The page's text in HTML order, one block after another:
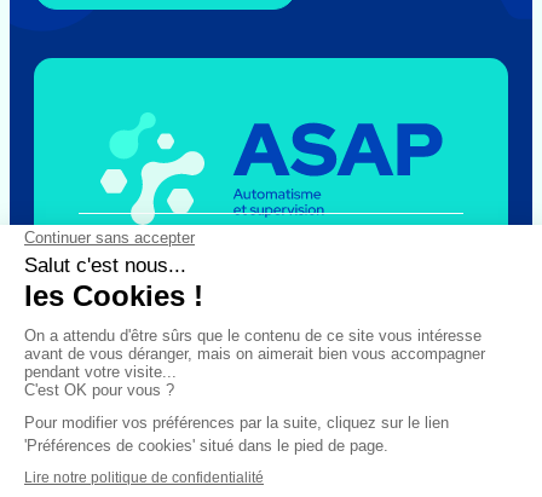
Le groupe
ASAP
Nous recrutons
Nos actualités
Nos expertises
Nos pièces détachées
Nos réalisations